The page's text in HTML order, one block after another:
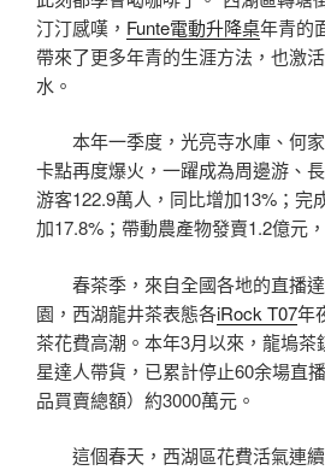
汀汀感嘆， Funte電動升降桌年青的
帶來了更多年青的生涯方法，也激
水。
本年一季度，光亮寺水庫、何
卡點再度爆火，一躍成為周邊游、
游客122.9萬人，同比增加13%；完
加17.8%；帶動農產物發賣1.2億元
春茶季，來自全國各地的直播
園，西湖龍井茶表態各iRock T07年
茶花費高潮。本年3月以來，龍塢茶
星達人帶貨，已累計停止60余場直
品買賣總額）約3000萬元。
這個春天，西湖區花費活氣連